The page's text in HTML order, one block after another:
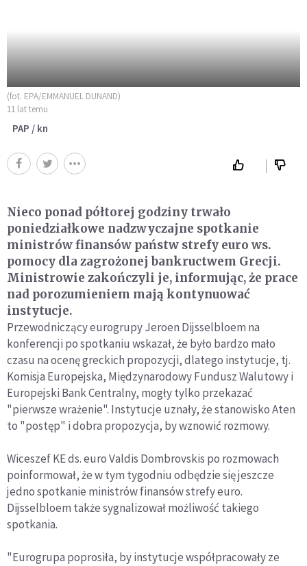
(fot. EPA/EMMANUEL DUNAND)
11 lat temu
PAP / kn
Nieco ponad półtorej godziny trwało
poniedziałkowe nadzwyczajne spotkanie
ministrów finansów państw strefy euro ws.
pomocy dla zagrożonej bankructwem Grecji.
Ministrowie zakończyli je, informując, że prace
nad porozumieniem mają kontynuować
instytucje.
Przewodniczący eurogrupy Jeroen Dijsselbloem na
konferencji po spotkaniu wskazał, że było bardzo mało
czasu na ocenę greckich propozycji, dlatego instytucje, tj.
Komisja Europejska, Międzynarodowy Fundusz Walutowy i
Europejski Bank Centralny, mogły tylko przekazać
"pierwsze wrażenie". Instytucje uznały, że stanowisko Aten
to "postęp" i dobra propozycja, by wznowić rozmowy.
Wiceszef KE ds. euro Valdis Dombrovskis po rozmowach
poinformował, że w tym tygodniu odbędzie się jeszcze
jedno spotkanie ministrów finansów strefy euro.
Dijsselbloem także sygnalizował możliwość takiego
spotkania.
"Eurogrupa poprosiła, by instytucje współpracowały ze